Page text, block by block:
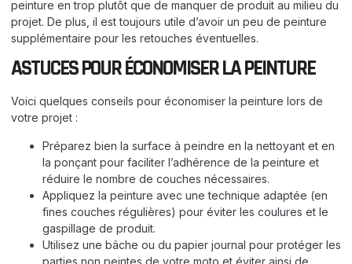
peinture en trop plutôt que de manquer de produit au milieu du
projet. De plus, il est toujours utile d’avoir un peu de peinture
supplémentaire pour les retouches éventuelles.
ASTUCES POUR ÉCONOMISER LA PEINTURE
Voici quelques conseils pour économiser la peinture lors de
votre projet :
Préparez bien la surface à peindre en la nettoyant et en
la ponçant pour faciliter l’adhérence de la peinture et
réduire le nombre de couches nécessaires.
Appliquez la peinture avec une technique adaptée (en
fines couches régulières) pour éviter les coulures et le
gaspillage de produit.
Utilisez une bâche ou du papier journal pour protéger les
parties non peintes de votre moto et éviter ainsi de